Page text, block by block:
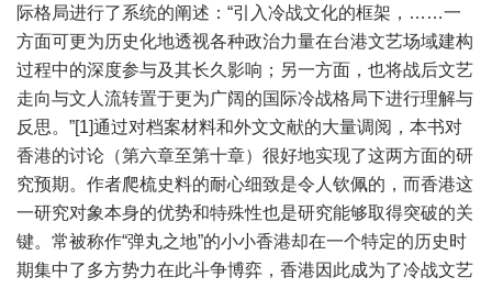
际格局进行了系统的阐述：“引入冷战文化的框架，……一
方面可更为历史化地透视各种政治力量在台港文艺场域建构
过程中的深度参与及其长久影响；另一方面，也将战后文艺
走向与文人流转置于更为广阔的国际冷战格局下进行理解与
反思。”[1]通过对档案材料和外文文献的大量调阅，本书对
香港的讨论（第六章至第十章）很好地实现了这两方面的研
究预期。作者爬梳史料的耐心细致是令人钦佩的，而香港这
一研究对象本身的优势和特殊性也是研究能够取得突破的关
键。常被称作“弹丸之地”的小小香港却在一个特定的历史时
期集中了多方势力在此斗争博弈，香港因此成为了冷战文艺